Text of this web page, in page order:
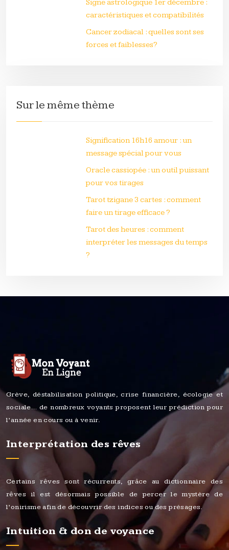
Signe astrologique 1er décembre :
caractéristiques et compatibilités
Cancer zodiacal : quelles sont ses
forces et faiblesses?
Sur le même thème
Signification 16h16 amour : un
message spécial pour vous
Oracle cassiopée : un outil puissant
pour vos tirages
Tarot tzigane 3 cartes : comment
faire un tirage efficace ?
Tarot des heures : comment
interpréter les messages du temps
?
Grève, déstabilisation politique, crise financière, écologie et
sociale… de nombreux voyants proposent leur prédiction pour
l’année en cours ou à venir.
Interprétation des rêves
Certains rêves sont récurrents, grâce au dictionnaire des
rêves il est désormais possible de percer le mystère de
l’onirisme afin de découvrir des indices ou des présages.
Intuition & don de voyance